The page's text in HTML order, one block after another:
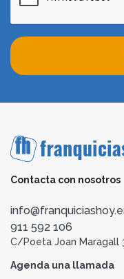
Contacta con nosotros
911 592 106
C/Poeta Joan Maragall
Agenda una llamada